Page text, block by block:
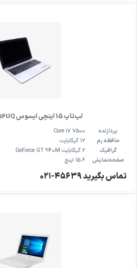
لپ‌تاپ 15 اینچی ایسوس K556UQ - مدل H
پردازنده
Core i7 7500
حافظه رم
12 گیگابایت
گرافیک
2 گیگابایت GeForce GT 940M
صفحه‌نمایش
15.6 اینچ
تماس بگیرید ۴۵۶۳۹-۰۲۱